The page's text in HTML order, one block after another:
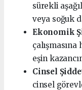
sürekli
veya soğuk
Ekonomik
eşin
Cinsel
cinsel